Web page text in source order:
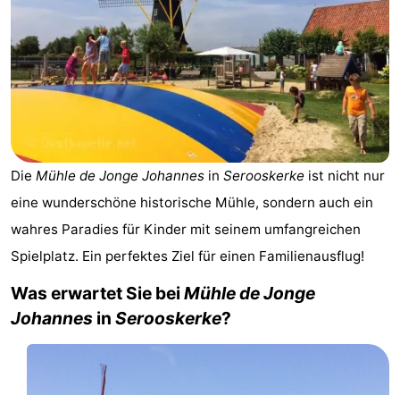
Webcam
Strand
Übernachten
Appartements
-
Loverendale
Résidence
Wijngaerde
Campingplätze
Ferienhäuser
Die Mühle de Jonge Johannes in Serooskerke ist nicht nur
eine wunderschöne historische Mühle, sondern auch ein
wahres Paradies für Kinder mit seinem umfangreichen
Spielplatz. Ein perfektes Ziel für einen Familienausflug!
Was erwartet Sie bei Mühle de Jonge
Johannes in Serooskerke?